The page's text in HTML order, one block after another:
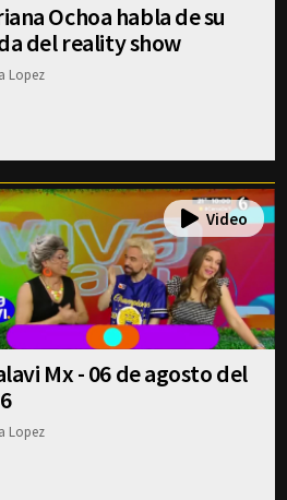
Ochoa habla de su
del reality show
Lopez
Mx - 06 de agosto del
Lopez